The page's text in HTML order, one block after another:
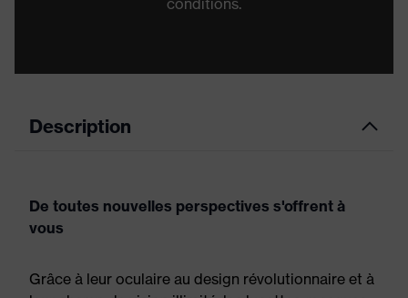
conditions.
Description
De toutes nouvelles perspectives s'offrent à
vous
Grâce à leur oculaire au design révolutionnaire et à